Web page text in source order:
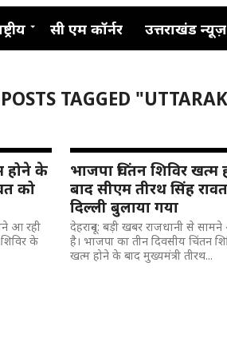
सी एम कॉर्नर उत्तराखंड न्यूज़
TAGGED
होने के
को
आ रही
के
भाजपा चिंतन शिविर खत्म
बाद सीएम तीरथ सिंह
दिल्ली बुलाया गया
देहरादून: बड़ी खबर राजधानी से
है। भाजपा का तीन दिवसीय चिंतन
खत्म होने के बाद मुख्यमंत्री तीरथ...